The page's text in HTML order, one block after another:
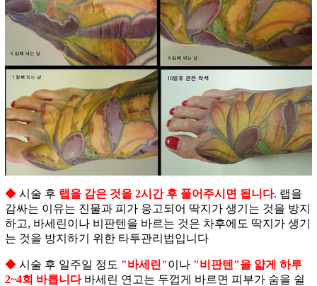
◆ 시술 후 랩을 감은 것을 2시간 후 풀어주시면 됩니다. 랩을
감싸는 이유는 진물과 피가 응고되어 딱지가 생기는 것을 방지
하고, 바세린이나 비판텐을 바르는 것은 차후에도 딱지가 생기
는 것을 방지하기 위한 타투관리법입니다
◆ 시술 후 일주일 정도 "바세린"이나 "비판텐"을 얇게 하루
2~4회 바릅니다바세린 연고는 두껍게 바르면 피부가 숨을 쉴